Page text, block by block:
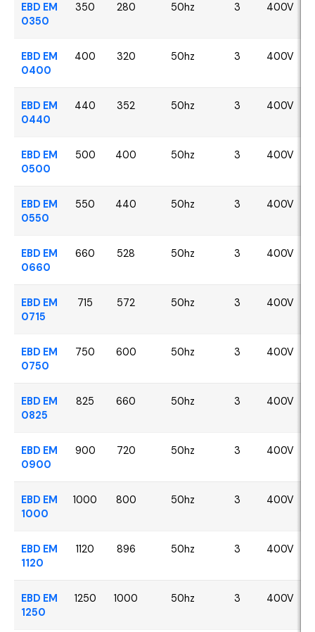
EBD EM
0350
350 280 50hz 3 400V
EBD EM
0400
400 320 50hz 3 400V
EBD EM
0440
440 352 50hz 3 400V
EBD EM
0500
500 400 50hz 3 400V
EBD EM
0550
550 440 50hz 3 400V
EBD EM
0660
660 528 50hz 3 400V
EBD EM
0715
715 572 50hz 3 400V
EBD EM
0750
750 600 50hz 3 400V
EBD EM
0825
825 660 50hz 3 400V
EBD EM
0900
900 720 50hz 3 400V
EBD EM
1000
1000 800 50hz 3 400V
EBD EM
1120
1120 896 50hz 3 400V
EBD EM
1250
1250 1000 50hz 3 400V